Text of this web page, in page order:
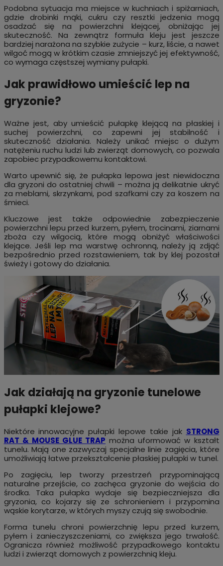
Podobna sytuacja ma miejsce w kuchniach i spiżarniach,
gdzie drobinki mąki, cukru czy resztki jedzenia mogą
osadzać się na powierzchni klejącej, obniżając jej
skuteczność. Na zewnątrz formuła kleju jest jeszcze
bardziej narażona na szybkie zużycie – kurz, liście, a nawet
wilgoć mogą w krótkim czasie zmniejszyć jej efektywność,
co wymaga częstszej wymiany pułapki.
Jak prawidłowo umieścić lep na
gryzonie?
Ważne jest, aby umieścić pułapkę klejącą na płaskiej i
suchej powierzchni, co zapewni jej stabilność i
skuteczność działania. Należy unikać miejsc o dużym
natężeniu ruchu ludzi lub zwierząt domowych, co pozwala
zapobiec przypadkowemu kontaktowi.
Warto upewnić się, że pułapka lepowa jest niewidoczna
dla gryzoni do ostatniej chwili – można ją delikatnie ukryć
za meblami, skrzynkami, pod szafkami czy za koszem na
śmieci.
Kluczowe jest także odpowiednie zabezpieczenie
powierzchni lepu przed kurzem, pyłem, trocinami, ziarnami
zboża czy wilgocią, które mogą obniżyć właściwości
klejące. Jeśli lep ma warstwę ochronną, należy ją zdjąć
bezpośrednio przed rozstawieniem, tak by klej pozostał
świeży i gotowy do działania.
Jak działają na gryzonie tunelowe
pułapki klejowe?
Niektóre innowacyjne pułapki lepowe takie jak STRONG
RAT & MOUSE GLUE TRAP można uformować w kształt
tunelu. Mają one zazwyczaj specjalne linie zagięcia, które
umożliwiają łatwe przekształcenie płaskiej pułapki w tunel.
Po zagięciu, lep tworzy przestrzeń przypominającą
naturalne przejście, co zachęca gryzonie do wejścia do
środka. Taka pułapka wydaje się bezpieczniejsza dla
gryzonia, co kojarzy się ze schronieniem i przypomina
wąskie korytarze, w których myszy czują się swobodnie.
Forma tunelu chroni powierzchnię lepu przed kurzem,
pyłem i zanieczyszczeniami, co zwiększa jego trwałość.
Ogranicza również możliwość przypadkowego kontaktu
ludzi i zwierząt domowych z powierzchnią kleju.